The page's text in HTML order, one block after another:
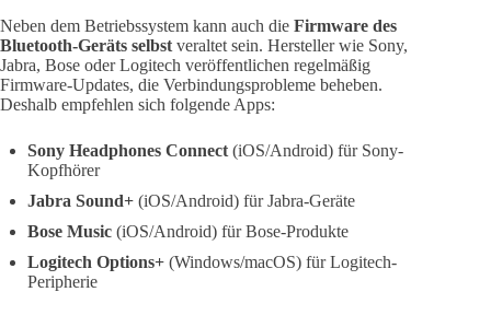
Neben dem Betriebssystem kann auch die Firmware des
Bluetooth-Geräts selbst veraltet sein. Hersteller wie Sony,
Jabra, Bose oder Logitech veröffentlichen regelmäßig
Firmware-Updates, die Verbindungsprobleme beheben.
Deshalb empfehlen sich folgende Apps:
Sony Headphones Connect (iOS/Android) für Sony-
Kopfhörer
Jabra Sound+ (iOS/Android) für Jabra-Geräte
Bose Music (iOS/Android) für Bose-Produkte
Logitech Options+ (Windows/macOS) für Logitech-
Peripherie